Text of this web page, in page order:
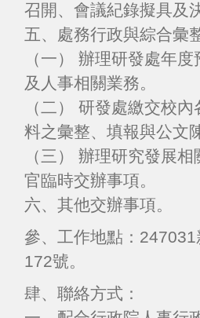
召開、會議紀錄擬具及
五、處務行政與綜合彙
（一） 辦理研發處年
及人事相關業務。
（二） 研發處繳交校
料之彙整、填報與公文
（三） 辦理研究發展
官臨時交辦事項。
六、其他交辦事項。
參、工作地點：
172號。
肆、聯絡方式：